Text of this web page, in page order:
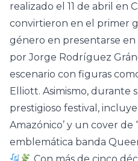
realizado el 11 de abril en
convirtieron en el primer
género en presentarse
por Jorge Rodríguez
escenario con figuras
Elliott. Asimismo, durante
prestigioso festival,
Amazónico’ y un cover de
emblemática banda